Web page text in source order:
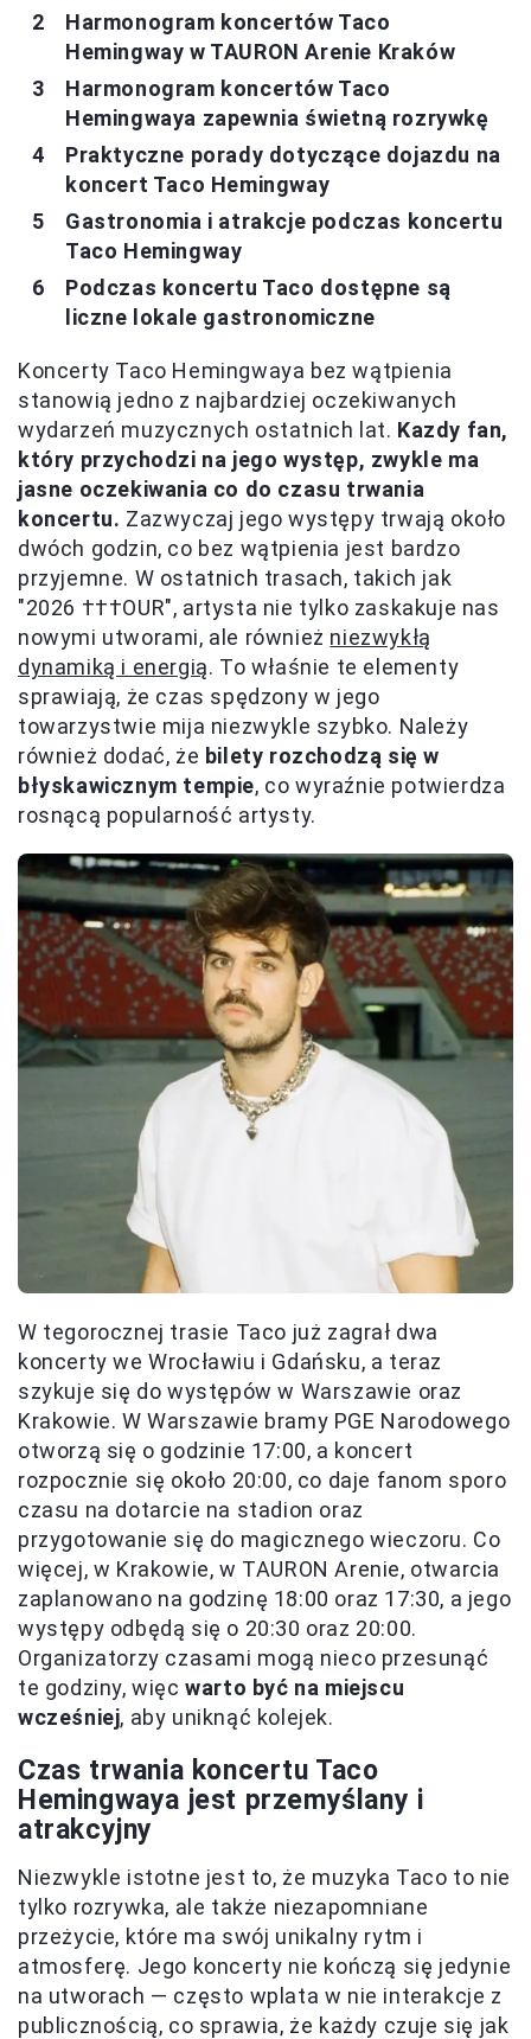
Harmonogram koncertów Taco
Hemingway w TAURON Arenie Kraków
Harmonogram koncertów Taco
Hemingwaya zapewnia świetną rozrywkę
Praktyczne porady dotyczące dojazdu na
koncert Taco Hemingway
Gastronomia i atrakcje podczas koncertu
Taco Hemingway
Podczas koncertu Taco dostępne są
liczne lokale gastronomiczne
Koncerty Taco Hemingwaya bez wątpienia
stanowią jedno z najbardziej oczekiwanych
wydarzeń muzycznych ostatnich lat. Kazdy fan,
który przychodzi na jego występ, zwykle ma
jasne oczekiwania co do czasu trwania
koncertu. Zazwyczaj jego występy trwają około
dwóch godzin, co bez wątpienia jest bardzo
przyjemne. W ostatnich trasach, takich jak
"2026 †††OUR", artysta nie tylko zaskakuje nas
nowymi utworami, ale również niezwykłą
dynamiką i energią. To właśnie te elementy
sprawiają, że czas spędzony w jego
towarzystwie mija niezwykle szybko. Należy
również dodać, że bilety rozchodzą się w
błyskawicznym tempie, co wyraźnie potwierdza
rosnącą popularność artysty.
W tegorocznej trasie Taco już zagrał dwa
koncerty we Wrocławiu i Gdańsku, a teraz
szykuje się do występów w Warszawie oraz
Krakowie. W Warszawie bramy PGE Narodowego
otworzą się o godzinie 17:00, a koncert
rozpocznie się około 20:00, co daje fanom sporo
czasu na dotarcie na stadion oraz
przygotowanie się do magicznego wieczoru. Co
więcej, w Krakowie, w TAURON Arenie, otwarcia
zaplanowano na godzinę 18:00 oraz 17:30, a jego
występy odbędą się o 20:30 oraz 20:00.
Organizatorzy czasami mogą nieco przesunąć
te godziny, więcwarto być na miejscu
wcześniej, aby uniknąć kolejek.
Czas trwania koncertu Taco
Hemingwaya jest przemyślany i
atrakcyjny
Niezwykle istotne jest to, że muzyka Taco to nie
tylko rozrywka, ale także niezapomniane
przeżycie, które ma swój unikalny rytm i
atmosferę. Jego koncerty nie kończą się jedynie
na utworach — często wplata w nie interakcje z
publicznością, co sprawia, że każdy czuje się jak